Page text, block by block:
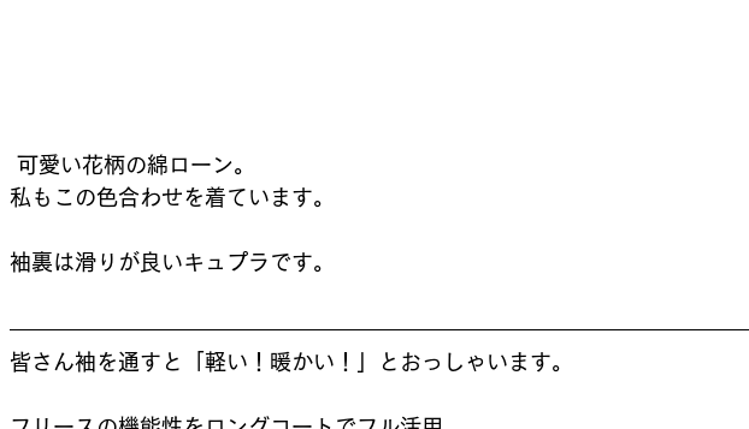
可愛い花柄の綿ローン。
私もこの色合わせを着ています。
袖裏は滑りが良いキュプラです。
皆さん袖を通すと「軽い！暖かい！」とおっしゃいます。